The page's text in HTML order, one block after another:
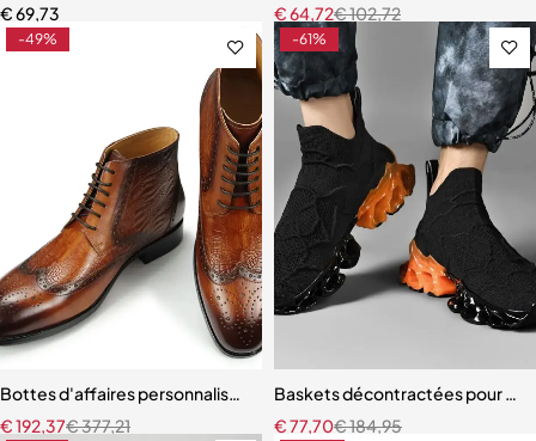
€69,73
€102,72
€64,72
-49%
Bottes d'affaires personnalisées pour hommes Brogue à lacets à la
€377,21
€192,37
-61%
Baskets décontractées pour
€184,95
€77,70